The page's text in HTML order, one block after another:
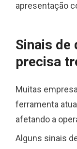
apresentação
Sinais de
precisa
Muitas
ferramenta
afetando a
Alguns sinais